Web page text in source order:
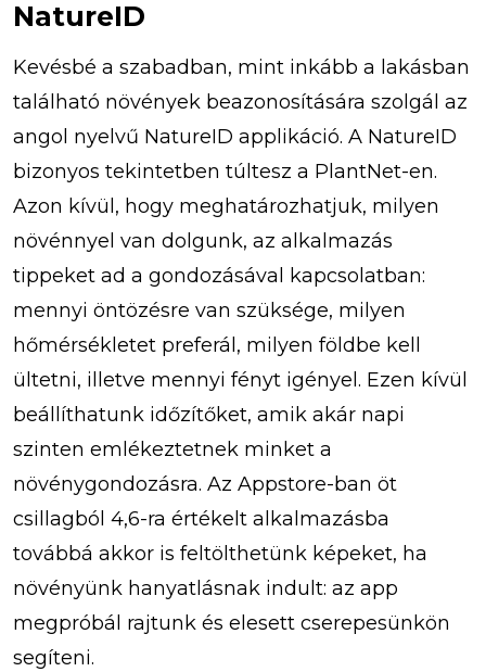
NatureID
Kevésbé a szabadban, mint inkább a lakásban
található növények beazonosítására szolgál az
angol nyelvű NatureID applikáció. A NatureID
bizonyos tekintetben túltesz a PlantNet-en.
Azon kívül, hogy meghatározhatjuk, milyen
növénnyel van dolgunk, az alkalmazás
tippeket ad a gondozásával kapcsolatban:
mennyi öntözésre van szüksége, milyen
hőmérsékletet preferál, milyen földbe kell
ültetni, illetve mennyi fényt igényel. Ezen kívül
beállíthatunk időzítőket, amik akár napi
szinten emlékeztetnek minket a
növénygondozásra. Az Appstore-ban öt
csillagból 4,6-ra értékelt alkalmazásba
továbbá akkor is feltölthetünk képeket, ha
növényünk hanyatlásnak indult: az app
megpróbál rajtunk és elesett cserepesünkön
segíteni.